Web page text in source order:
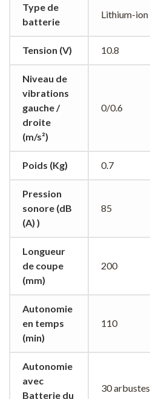
Type de
batterie
Lithium-ion
Tension (V) 10.8
Niveau de
vibrations
gauche /
droite
(m/s²)
0/0.6
Poids (Kg) 0.7
Pression
sonore (dB
(A) )
85
Longueur
de coupe
(mm)
200
Autonomie
en temps
(min)
110
Autonomie
avec
Batterie du
30 arbustes